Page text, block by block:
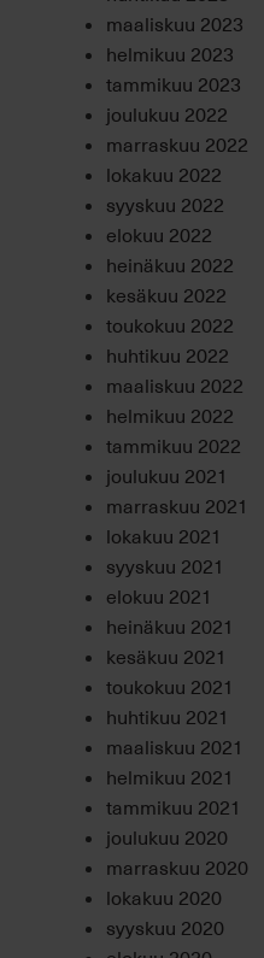
maaliskuu 2023
helmikuu 2023
tammikuu 2023
joulukuu 2022
marraskuu 2022
lokakuu 2022
syyskuu 2022
elokuu 2022
heinäkuu 2022
kesäkuu 2022
toukokuu 2022
huhtikuu 2022
maaliskuu 2022
helmikuu 2022
tammikuu 2022
joulukuu 2021
marraskuu 2021
lokakuu 2021
syyskuu 2021
elokuu 2021
heinäkuu 2021
kesäkuu 2021
toukokuu 2021
huhtikuu 2021
maaliskuu 2021
helmikuu 2021
tammikuu 2021
joulukuu 2020
marraskuu 2020
lokakuu 2020
syyskuu 2020